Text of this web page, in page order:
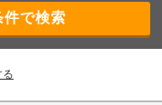
る